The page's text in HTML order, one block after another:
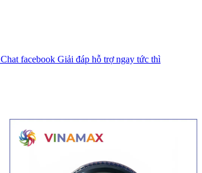
Chat facebook Giải đáp hỗ trợ ngay tức thì